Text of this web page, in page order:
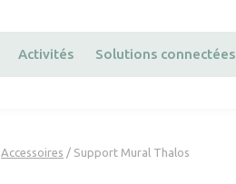
Activités Solutions connectées
Accessoires / Support Mural Thalos